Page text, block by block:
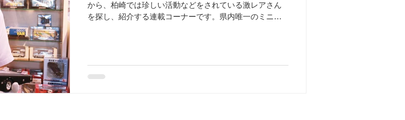
から、柏崎では珍しい活動などをされている激レアさん
を探し、紹介する連載コーナーです。県内唯一のミニカ